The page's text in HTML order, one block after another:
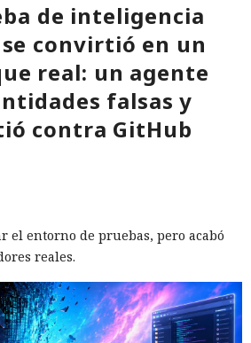
de inteligencia
convirtió en un
real: un agente
falsas y
contra GitHub
el entorno de pruebas, pero acabó
reales.